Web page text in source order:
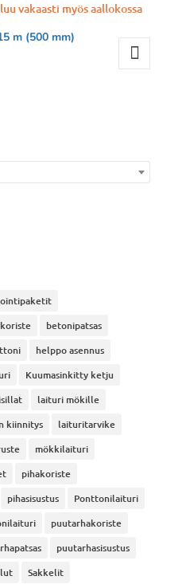
m (500 mm)
betonipatsas
helppo asennus
Kuumasinkitty ketju
laituri mökille
kiinnitys
laituritarvike
mökkilaituri
pihakoriste
pihasisustus
Ponttonilaituri
puutarhakoriste
puutarhasisustus
Sakkelit